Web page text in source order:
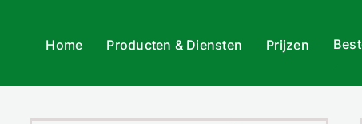
Home Producten & Diensten Prijzen